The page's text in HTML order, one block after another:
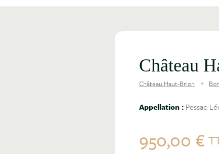
Château
Château Haut-Brion
Appellation : Pessac-
950,00 €